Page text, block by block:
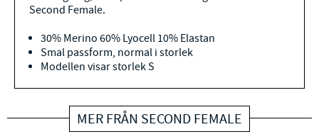
Second Female.
30% Merino 60% Lyocell 10% Elastan
Smal passform, normal i storlek
Modellen visar storlek S
MER FRÅN SECOND FEMALE